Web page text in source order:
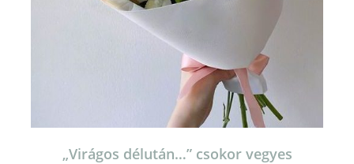
„Virágos délután…” csokor vegyes